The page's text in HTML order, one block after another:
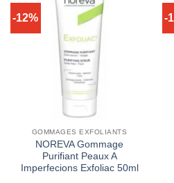
-12%
GOMMAGES EXFOLIANTS
NOREVA Gommage
Purifiant Peaux A
Imperfecions Exfoliac 50ml
-